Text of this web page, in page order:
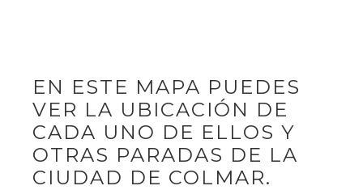
EN ESTE MAPA PUEDES
VER LA UBICACIÓN DE
CADA UNO DE ELLOS Y
OTRAS PARADAS DE LA
CIUDAD DE COLMAR.